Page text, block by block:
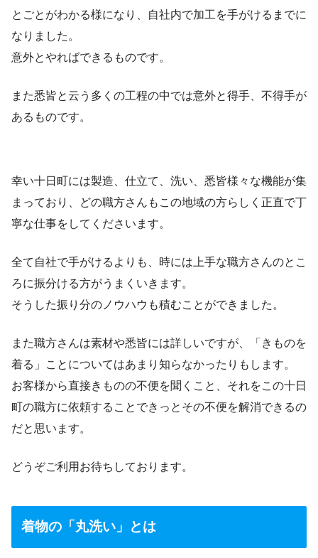
とごとがわかる様になり、自社内で加工を手がけるまでに
なりました。
意外とやればできるものです。
また悉皆と云う多くの工程の中では意外と得手、不得手が
あるものです。
幸い十日町には製造、仕立て、洗い、悉皆様々な機能が集
まっており、どの職方さんもこの地域の方らしく正直で丁
寧な仕事をしてくださいます。
全て自社で手がけるよりも、時には上手な職方さんのとこ
ろに振分ける方がうまくいきます。
そうした振り分のノウハウも積むことができました。
また職方さんは素材や悉皆には詳しいですが、「きものを
着る」ことについてはあまり知らなかったりもします。
お客様から直接きものの不便を聞くこと、それをこの十日
町の職方に依頼することできっとその不便を解消できるの
だと思います。
どうぞご利用お待ちしております。
着物の「丸洗い」とは